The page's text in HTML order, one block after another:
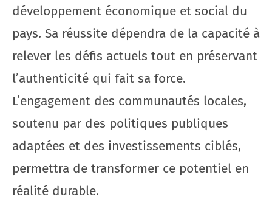
développement économique et social du
pays. Sa réussite dépendra de la capacité à
relever les défis actuels tout en préservant
l’authenticité qui fait sa force.
L’engagement des communautés locales,
soutenu par des politiques publiques
adaptées et des investissements ciblés,
permettra de transformer ce potentiel en
réalité durable.